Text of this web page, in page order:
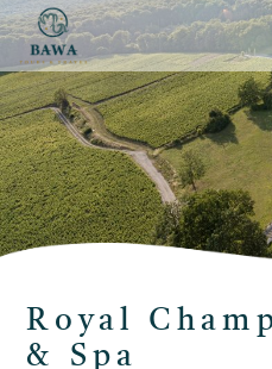
Royal
& Spa